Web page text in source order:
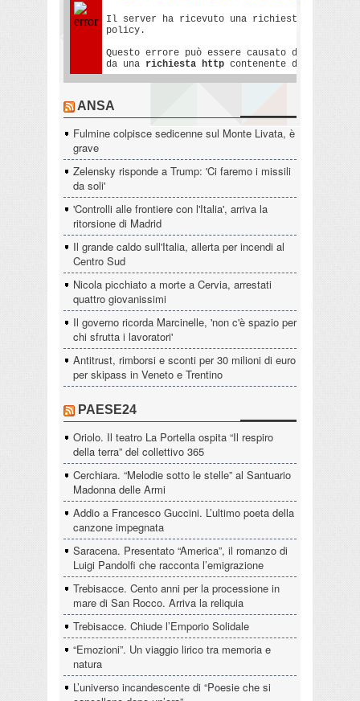
ANSA
Fulmine colpisce sedicenne sul Monte Livata, è
grave
Zelensky risponde a Trump: 'Ci faremo i missili
da soli'
'Controlli alle frontiere con l'Italia', arriva la
ritorsione di Madrid
Il grande caldo sull'Italia, allerta per incendi al
Centro Sud
Nicola picchiato a morte a Cervia, arrestati
quattro giovanissimi
Il governo ricorda Marcinelle, 'non c'è spazio per
chi sfrutta i lavoratori'
Antitrust, rimborsi e sconti per 30 milioni di euro
per skipass in Veneto e Trentino
PAESE24
Oriolo. Il teatro La Portella ospita “Il respiro
della terra” del collettivo 365
Cerchiara. “Melodie sotto le stelle” al Santuario
Madonna delle Armi
Addio a Francesco Guccini. L’ultimo poeta della
canzone impegnata
Saracena. Presentato “America”, il romanzo di
Luigi Pandolfi che racconta l’emigrazione
Trebisacce. Cento anni per la processione in
mare di San Rocco. Arriva la reliquia
Trebisacce. Chiude l’Emporio Solidale
“Emozioni”. Un viaggio lirico tra memoria e
natura
L’universo incandescente di “Poesie che si